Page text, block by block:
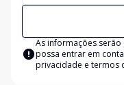
As informações
possa entrar em
privacidade e termos